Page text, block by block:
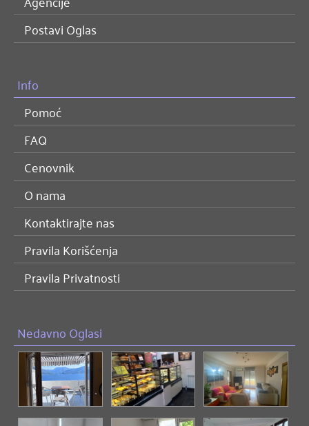
Postavi Oglas
Info
Pomoć
FAQ
Cenovnik
O nama
Kontaktirajte nas
Pravila Korišćenja
Pravila Privatnosti
Nedavno Oglasi